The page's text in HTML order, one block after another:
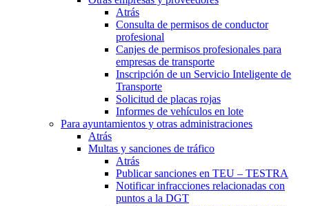
Atrás
Consulta de permisos de conductor
profesional
Canjes de permisos profesionales para
empresas de transporte
Inscripción de un Servicio Inteligente de
Transporte
Solicitud de placas rojas
Informes de vehículos en lote
Para ayuntamientos y otras administraciones
Atrás
Multas y sanciones de tráfico
Atrás
Publicar sanciones en TEU – TESTRA
Notificar infracciones relacionadas con
puntos a la DGT